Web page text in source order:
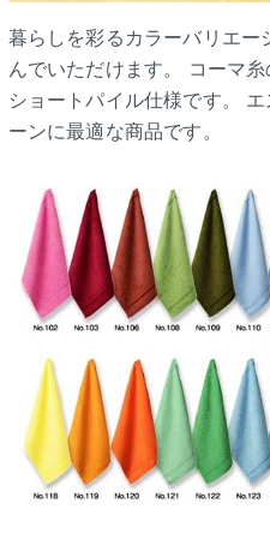
暮らしを彩るカラーバリエ
んでいただけます。 コーマ
ショートパイル仕様です。
ーンに最適な商品です。